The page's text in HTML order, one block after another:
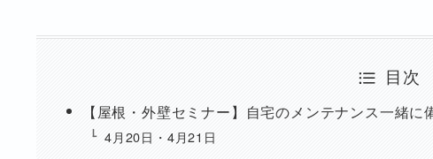
目次
【屋根・外壁セミナー】自宅のメンテナンス一緒に
4月20日・4月21日